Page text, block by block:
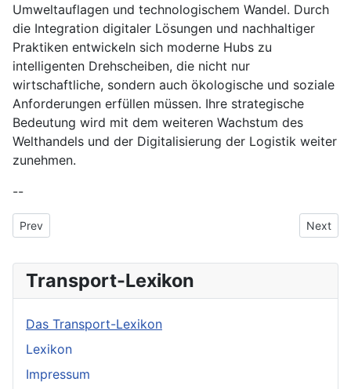
Umweltauflagen und technologischem Wandel. Durch
die Integration digitaler Lösungen und nachhaltiger
Praktiken entwickeln sich moderne Hubs zu
intelligenten Drehscheiben, die nicht nur
wirtschaftliche, sondern auch ökologische und soziale
Anforderungen erfüllen müssen. Ihre strategische
Bedeutung wird mit dem weiteren Wachstum des
Welthandels und der Digitalisierung der Logistik weiter
zunehmen.
--
Previous article: Carsharing und Mietwagen
Prev Next
Next
Transport-Lexikon
Das Transport-Lexikon
Lexikon
Impressum